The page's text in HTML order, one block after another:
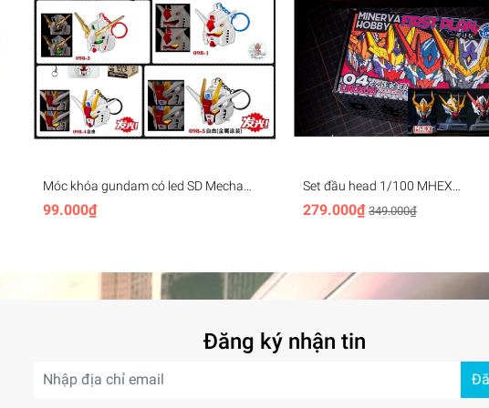
Móc khóa gundam có led SD Mecha
Head Key Chain (rx78, unicorn,
freedom, aerial,..)
99.000₫
Set đầu head 1/100 MHEX
HEADMASTER Vajra 04 Barbatos
Wolverine - Minerva (+led)
279.000₫ 349.000₫
Đăng ký nhận tin